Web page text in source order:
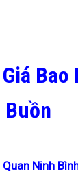
Buồn
Ninh